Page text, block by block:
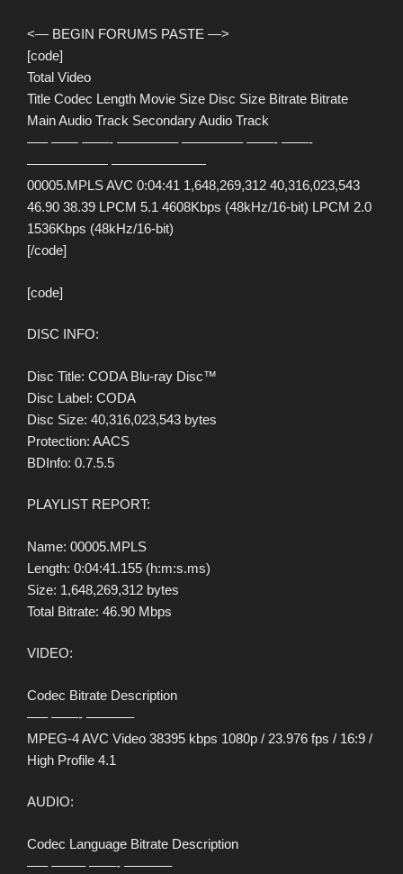
<— BEGIN FORUMS PASTE —>
[code]
Total Video
Title Codec Length Movie Size Disc Size Bitrate Bitrate
Main Audio Track Secondary Audio Track
—– —— ——- ————– ————– ——- ——-
—————— ———————
00005.MPLS AVC 0:04:41 1,648,269,312 40,316,023,543
46.90 38.39 LPCM 5.1 4608Kbps (48kHz/16-bit) LPCM 2.0
1536Kbps (48kHz/16-bit)
[/code]
[code]
DISC INFO:
Disc Title: CODA Blu-ray Disc™
Disc Label: CODA
Disc Size: 40,316,023,543 bytes
Protection: AACS
BDInfo: 0.7.5.5
PLAYLIST REPORT:
Name: 00005.MPLS
Length: 0:04:41.155 (h:m:s.ms)
Size: 1,648,269,312 bytes
Total Bitrate: 46.90 Mbps
VIDEO:
Codec Bitrate Description
—– ——- ———–
MPEG-4 AVC Video 38395 kbps 1080p / 23.976 fps / 16:9 /
High Profile 4.1
AUDIO:
Codec Language Bitrate Description
—– ——– ——- ———–